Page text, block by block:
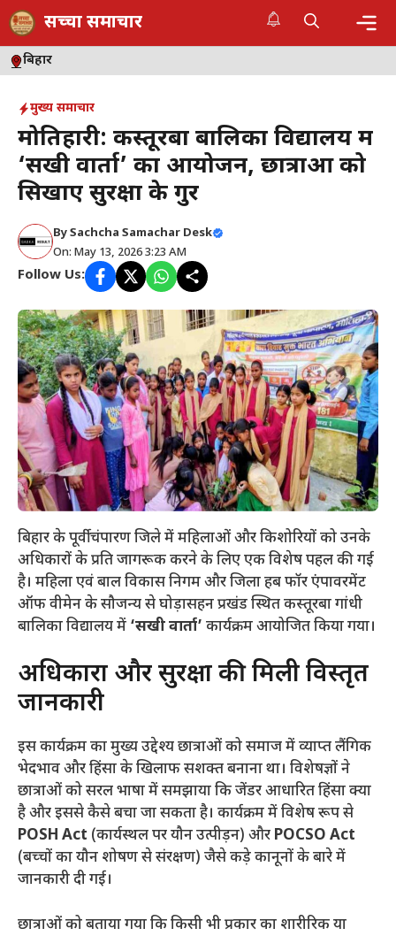
Skip
to
content
सच्चा समाचार
बिहार
मुख्य समाचार
मोतिहारी: कस्तूरबा बालिका विद्यालय में
‘सखी वार्ता’ का आयोजन, छात्राओं को
सिखाए सुरक्षा के गुर
BySachcha Samachar Desk
On: May 13, 2026 3:23 AM
Follow Us:
बिहार के पूर्वी चंपारण जिले में महिलाओं और किशोरियों को उनके
अधिकारों के प्रति जागरूक करने के लिए एक विशेष पहल की गई
है। महिला एवं बाल विकास निगम और जिला हब फॉर एंपावरमेंट
ऑफ वीमेन के सौजन्य से घोड़ासहन प्रखंड स्थित कस्तूरबा गांधी
बालिका विद्यालय में ‘सखी वार्ता’ कार्यक्रम आयोजित किया गया।
​अधिकारों और सुरक्षा की मिली विस्तृत
जानकारी
​इस कार्यक्रम का मुख्य उद्देश्य छात्राओं को समाज में व्याप्त लैंगिक
भेदभाव और हिंसा के खिलाफ सशक्त बनाना था। विशेषज्ञों ने
छात्राओं को सरल भाषा में समझाया कि जेंडर आधारित हिंसा क्या
है और इससे कैसे बचा जा सकता है। कार्यक्रम में विशेष रूप से
POSH Act (कार्यस्थल पर यौन उत्पीड़न) और POCSO Act
(बच्चों का यौन शोषण से संरक्षण) जैसे कड़े कानूनों के बारे में
जानकारी दी गई।
​छात्राओं को बताया गया कि किसी भी प्रकार का शारीरिक या